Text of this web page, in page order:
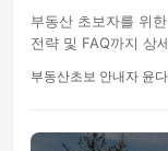
부동산 초보자를 위
전략 및 FAQ까지 상
부동산초보 안내자 윤